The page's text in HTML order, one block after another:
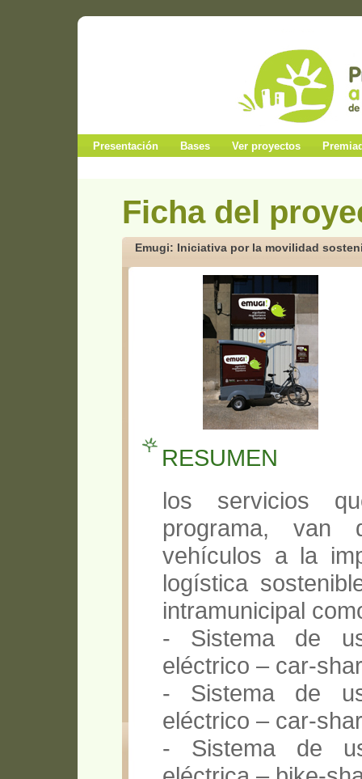
Presentación Bases Ver proyectos
Ficha del
Emugi: Iniciativa por la movilidad
RESUMEN
los servicios
programa, van
vehículos a la
logística
intramunicipal
- Sistema de
eléctrico – car-
- Sistema de
eléctrico – car-
- Sistema de